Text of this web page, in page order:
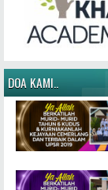
DOA KAMI..